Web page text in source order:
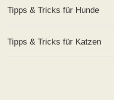
Tipps & Tricks für Hunde
Tipps & Tricks für Katzen